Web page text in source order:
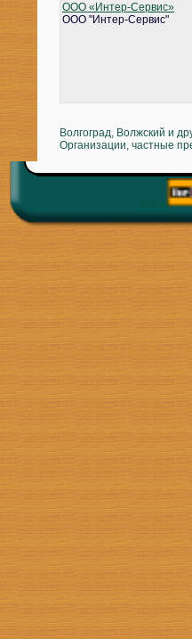
ООО «Интер-Сервис»
ООО "Интер-Сервис"
Волгоград, Волжский и
Организации, частные